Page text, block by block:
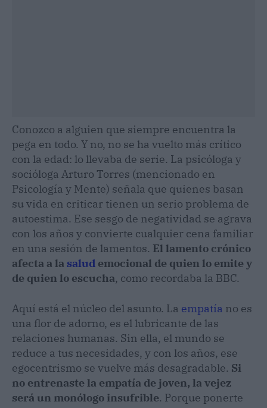
Conozco a alguien que siempre encuentra la
pega en todo. Y no, no se ha vuelto más crítico
con la edad: lo llevaba de serie. La psicóloga y
socióloga Arturo Torres (mencionado en
Psicología y Mente) señala que quienes basan
su vida en criticar tienen un serio problema de
autoestima. Ese sesgo de negatividad se agrava
con los años y convierte cualquier cena familiar
en una sesión de lamentos. El lamento crónico
afecta a la salud emocional de quien lo emite y
de quien lo escucha, como recordaba la BBC.
Aquí está el núcleo del asunto. La empatía no es
una flor de adorno, es el lubricante de las
relaciones humanas. Sin ella, el mundo se
reduce a tus necesidades, y con los años, ese
egocentrismo se vuelve más desagradable. Si
no entrenaste la empatía de joven, la vejez
será un monólogo insufrible. Porque ponerte